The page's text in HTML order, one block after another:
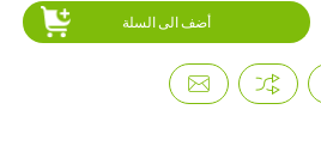
أضف الى السلة